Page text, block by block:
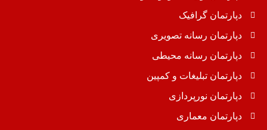
دپارتمان گرافیک
دپارتمان رسانه تصویری
دپارتمان رسانه محیطی
دپارتمان تبلیغات و کمپین
دپارتمان نورپردازی
دپارتمان معماری